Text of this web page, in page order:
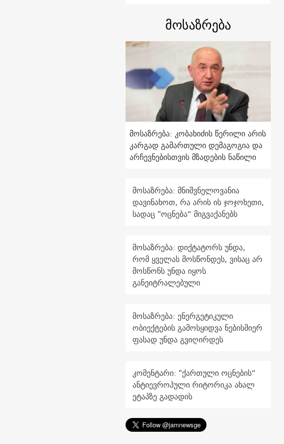
მოსაზრება
მოსაზრება: კობახიძის წერილი არის
კარგად გამართული დემაგოგია და
არჩევნებისთვის მზადების ნაწილი
მოსაზრება: მნიშვნელოვანია
დავინახოთ, რა არის ის ჯოჯოხეთი,
სადაც "ოცნება“ მიგვაქანებს
მოსაზრება: დიქტატორს უნდა,
რომ ყველას მოსწონდეს, ვისაც არ
მოსწონს უნდა იყოს
განეიტრალებული
მოსაზრება: ენერგეტიკული
ობიექტების გამოსყიდვა ნებისმიერ
ფასად უნდა გვიღირდეს
კომენტარი: "ქართული ოცნების“
ანტიევროპული რიტორიკა ახალ
ეტაპზე გადადის